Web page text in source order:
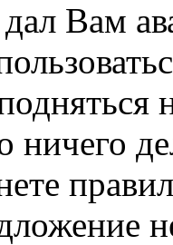
Вам
ничего